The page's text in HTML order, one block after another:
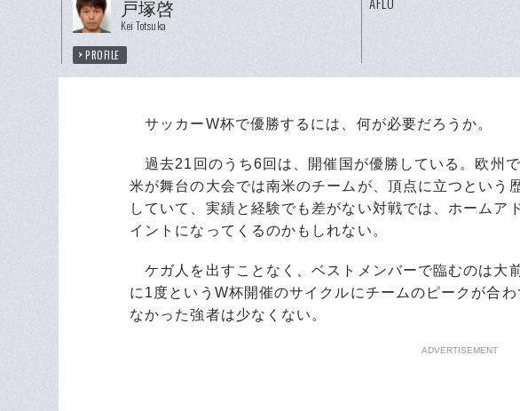
戸塚啓
Kei Totsuka
PROFILE
サッカーW杯で優勝するには、何が必要だろうか。
過去21回のうち6回は、開催国が優勝している。欧州
米が舞台の大会では南米のチームが、頂点に立つという
していて、実績と経験でも差がない対戦では、ホームア
イントになってくるのかもしれない。
ケガ人を出すことなく、ベストメンバーで臨むのは大
に1度というW杯開催のサイクルにチームのピークが合
なかった強者は少なくない。
ADVERTISEMENT